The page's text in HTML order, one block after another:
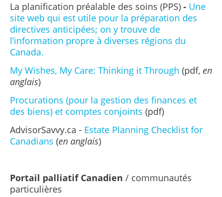
La planification préalable des soins (PPS) - Une
site web qui est utile pour la préparation des
directives anticipées; on y trouve de
l’information propre à diverses régions du
Canada.
My Wishes, My Care: Thinking it Through (pdf, en
anglais)
Procurations (pour la gestion des finances et
des biens) et comptes conjoints (pdf)
AdvisorSavvy.ca - Estate Planning Checklist for
Canadians (en anglais)
Portail palliatif Canadien / communautés
particulières